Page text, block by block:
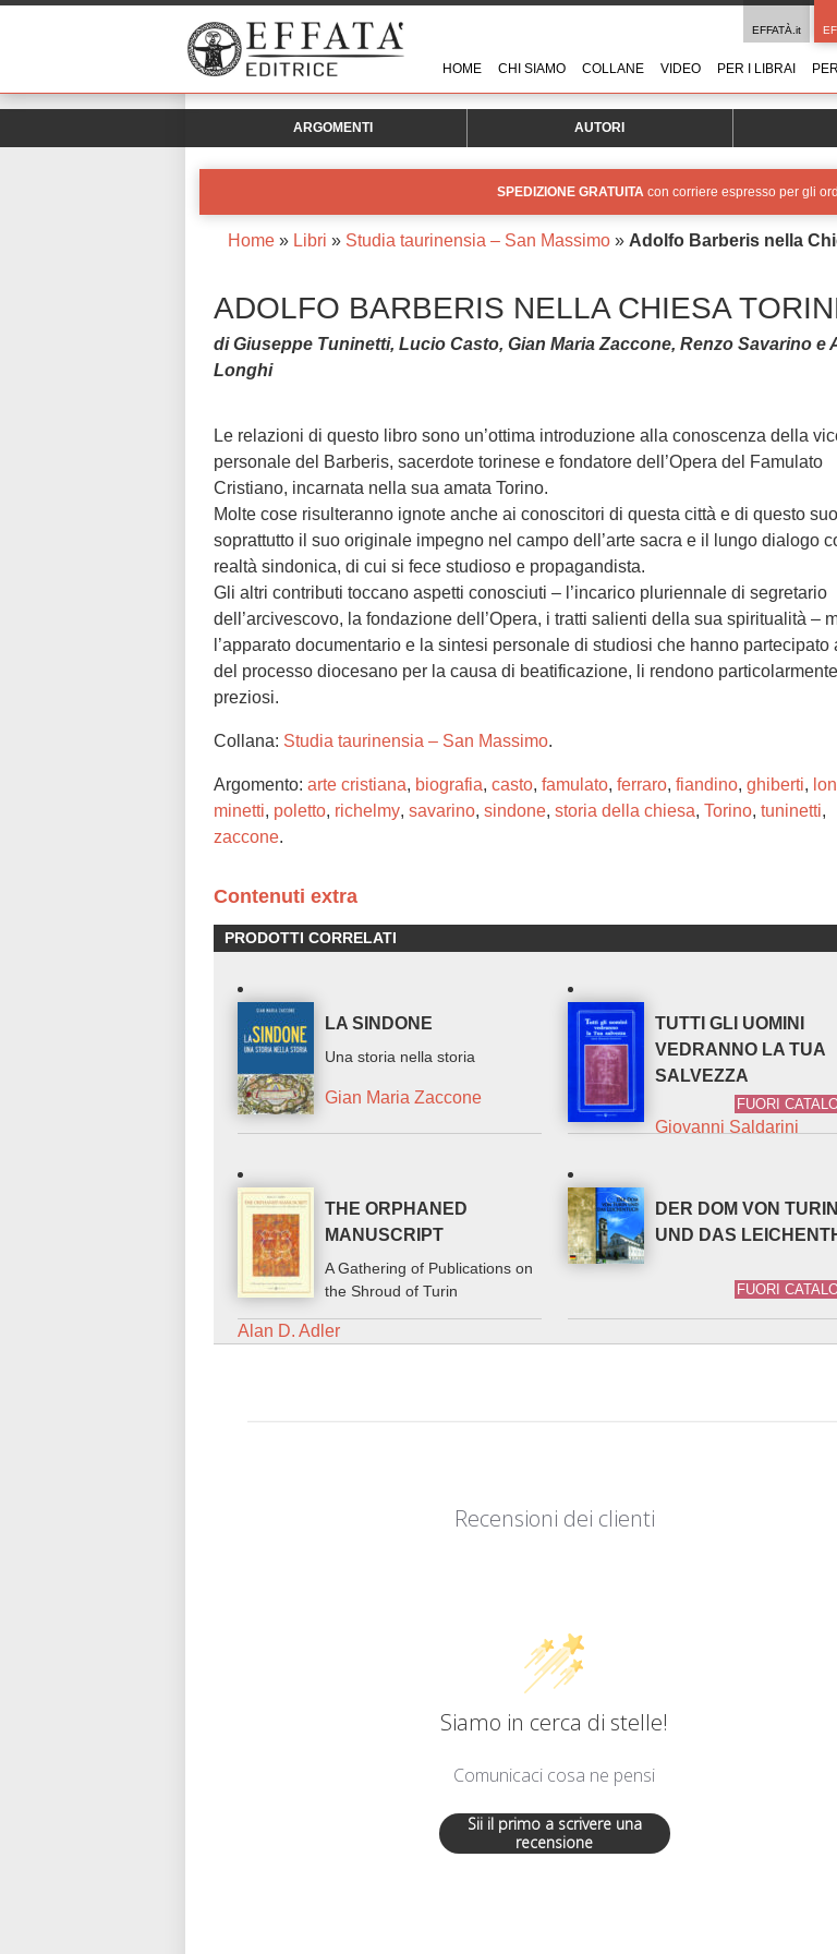
EFFATÀ.it
HOME CHI SIAMO COLLANE VIDEO PER I LIBRAI
ARGOMENTI AUTORI
SPEDIZIONE GRATUITA con corriere espresso per gli
Home » Libri » Studia taurinensia – San Massimo » Adolfo Barberis nella
ADOLFO BARBERIS NELLA CHIESA
di Giuseppe Tuninetti, Lucio Casto, Gian Maria Zaccone, Renzo Savarino e
Longhi
Le relazioni di questo libro sono un’ottima introduzione alla conoscenza della
personale del Barberis, sacerdote torinese e fondatore dell’Opera del Famulato
Cristiano, incarnata nella sua amata Torino.
Molte cose risulteranno ignote anche ai conoscitori di questa città e di questo
soprattutto il suo originale impegno nel campo dell’arte sacra e il lungo dialogo
realtà sindonica, di cui si fece studioso e propagandista.
Gli altri contributi toccano aspetti conosciuti – l’incarico pluriennale di segretario
dell’arcivescovo, la fondazione dell’Opera, i tratti salienti della sua spiritualità –
l’apparato documentario e la sintesi personale di studiosi che hanno partecipato
del processo diocesano per la causa di beatificazione, li rendono particolarmente
preziosi.
Collana: Studia taurinensia – San Massimo.
Argomento: arte cristiana, biografia, casto, famulato, ferraro, fiandino, ghiberti,
minetti, poletto, richelmy, savarino, sindone, storia della chiesa, Torino, tuninetti,
zaccone.
Contenuti extra
PRODOTTI CORRELATI
LA SINDONE
Una storia nella storia
Gian Maria Zaccone
TUTTI GLI UOMINI
VEDRANNO LA TUA
SALVEZZA
Giovanni Saldarini
FUORI
THE ORPHANED
MANUSCRIPT
A Gathering of Publications on
the Shroud of Turin
Alan D. Adler
DER DOM VON TURIN
UND DAS
FUORI
Recensioni dei clienti
Siamo in cerca di stelle!
Comunicaci cosa ne pensi
Sii il primo a scrivere una
recensione